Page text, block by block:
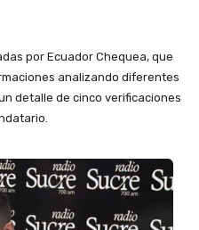
por Ecuador Chequea, que
analizando diferentes
detalle de cinco verificaciones